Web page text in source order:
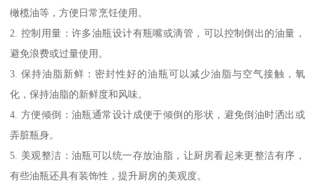
橄榄油等，方便日常烹饪使用。
2. 控制用量：许多油瓶设计有瓶嘴或滴管，可以控制倒出的油量，
避免浪费或过量使用。
3. 保持油脂新鲜：密封性好的油瓶可以减少油脂与空气接触，氧
化，保持油脂的新鲜度和风味。
4. 方便倾倒：油瓶通常设计成便于倾倒的形状，避免倒油时洒出或
弄脏瓶身。
5. 美观整洁：油瓶可以统一存放油脂，让厨房看起来更整洁有序，
有些油瓶还具有装饰性，提升厨房的美观度。